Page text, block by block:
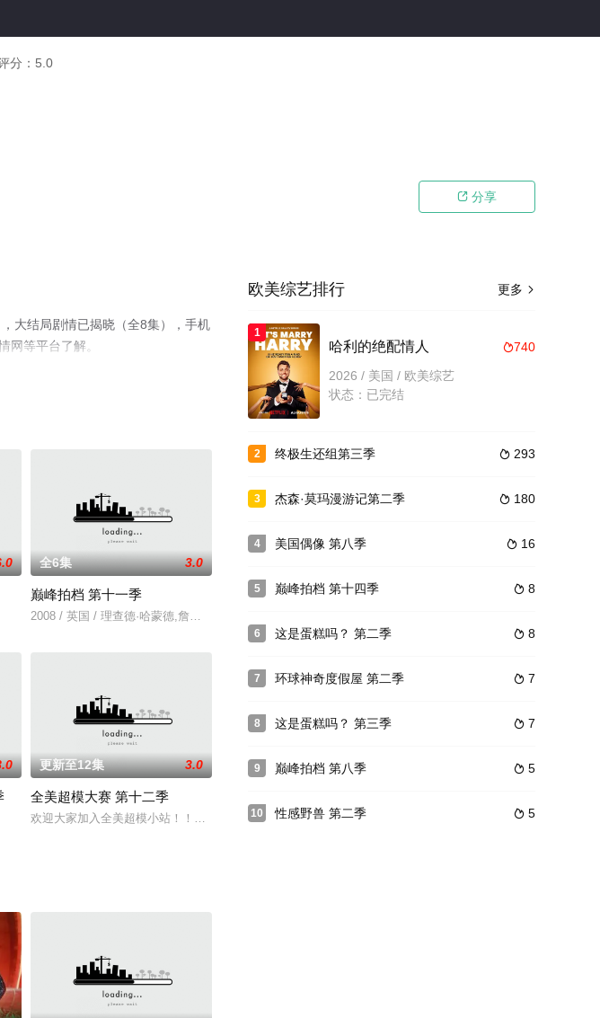
分： 5.0
 分享
大结局剧情已揭晓（全8集），手机
网等平台了解。
者通过作弊来赢取现金大奖。唯一的规则就是，不要被抓住！
全6集 3.0
巅峰拍档 第十一季
2008 / 英国 / 理查德·哈蒙德,詹姆斯·梅,杰里米·克拉克森
更新至12集 3.0
全美超模大赛 第十二季
欢迎大家加入全美超模小站！！！site.douban/165095/ 由Tyra Ban
更多 
欧美综艺排行
1
740
哈利的绝配情人
2026 / 美国 / 欧美综艺
状态：已完结
2  293
终极生还组第三季
3  180
杰森·莫玛漫游记第二季
4  16
美国偶像 第八季
5  8
巅峰拍档 第十四季
6  8
这是蛋糕吗？ 第二季
7  7
环球神奇度假屋 第二季
8  7
这是蛋糕吗？ 第三季
9  5
巅峰拍档 第八季
10  5
性感野兽 第二季